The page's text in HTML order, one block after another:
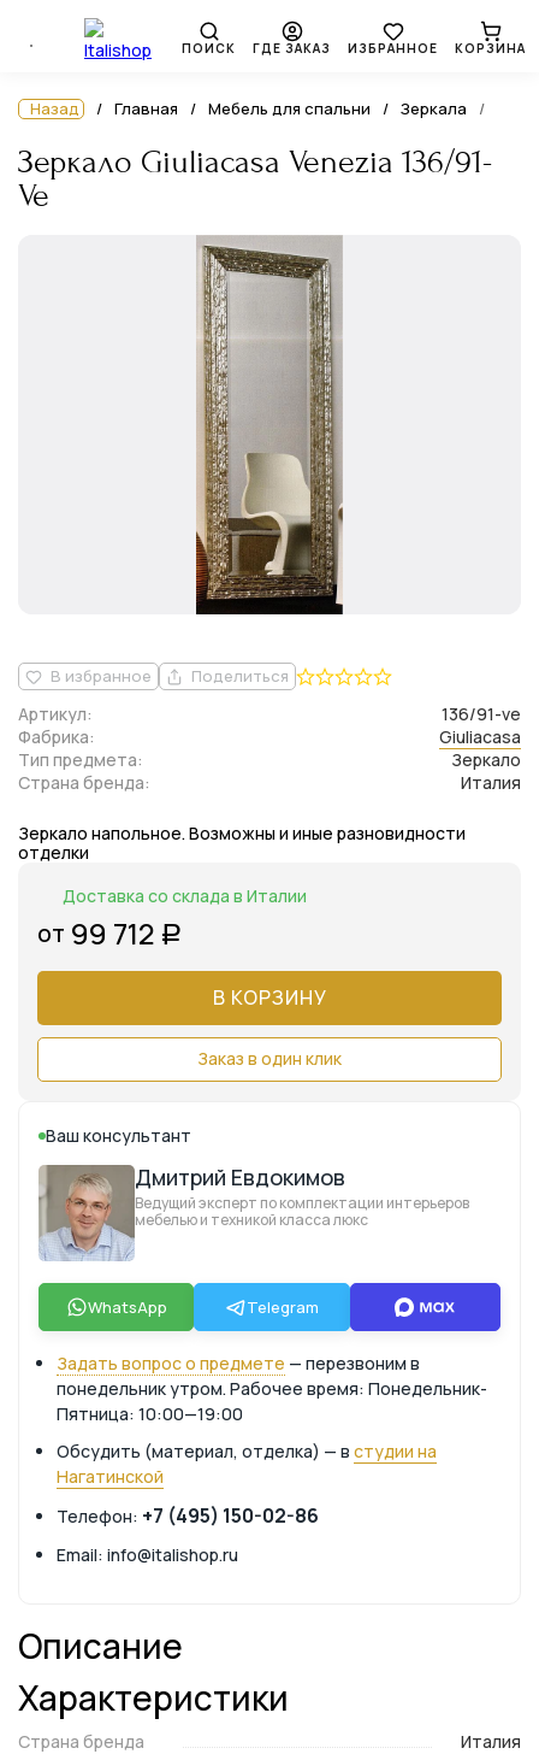
ПОИСК ГДЕ ЗАКАЗ ИЗБРАННОЕ КОРЗИНА
Назад Главная Мебель для спальни Зеркала
Зеркало Giuliacasa Venezia 136/91-
Ve
В избранное Поделиться
Фабрика: Giuliacasa
Артикул:
136/91-ve
Тип предмета:
Зеркало
Страна бренда:
Италия
Зеркало напольное. Возможны и иные разновидности
отделки
Доставка со склада в Италии
от 99 712 Р
В КОРЗИНУ
Заказ в один клик
Ваш консультант
Дмитрий Евдокимов
Ведущий эксперт по комплектации интерьеров
мебелью и техникой класса люкс
WhatsApp Telegram
Задать вопрос о предмете — перезвоним в
понедельник утром. Рабочее время: Понедельник-
Пятница: 10:00—19:00
Обсудить (материал, отделка) — в студии на
Нагатинской
Телефон: +7 (495) 150-02-86
Email: info@italishop.ru
Описание
Характеристики
Страна бренда
Италия